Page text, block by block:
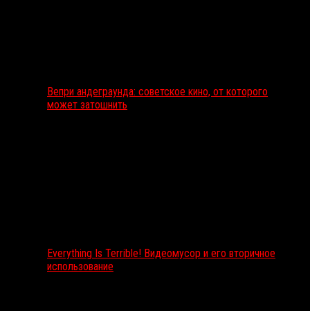
Вепри андеграунда: советское кино, от которого
может затошнить
Everything Is Terrible! Видеомусор и его вторичное
использование